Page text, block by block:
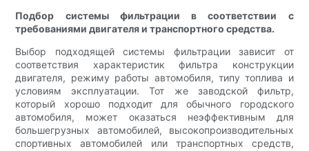
Подбор системы фильтрации в соответствии с
требованиями двигателя и транспортного средства.
Выбор подходящей системы фильтрации зависит от
соответствия характеристик фильтра конструкции
двигателя, режиму работы автомобиля, типу топлива и
условиям эксплуатации. Тот же заводской фильтр,
который хорошо подходит для обычного городского
автомобиля, может оказаться неэффективным для
большегрузных автомобилей, высокопроизводительных
спортивных автомобилей или транспортных средств,